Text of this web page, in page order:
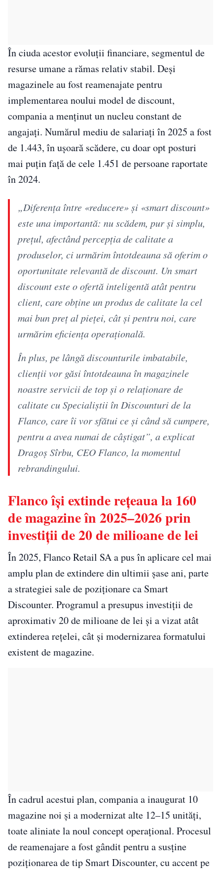
În ciuda acestor evoluții financiare, segmentul de
resurse umane a rămas relativ stabil. Deși
magazinele au fost reamenajate pentru
implementarea noului model de discount,
compania a menținut un nucleu constant de
angajați. Numărul mediu de salariați în 2025 a fost
de 1.443, în ușoară scădere, cu doar opt posturi
mai puțin față de cele 1.451 de persoane raportate
în 2024.
„Diferența între «reducere» și «smart discount»
este una importantă: nu scădem, pur și simplu,
prețul, afectând percepția de calitate a
produselor, ci urmărim întotdeauna să oferim o
oportunitate relevantă de discount. Un smart
discount este o ofertă inteligentă atât pentru
client, care obține un produs de calitate la cel
mai bun preț al pieței, cât și pentru noi, care
urmărim eficiența operațională.
În plus, pe lângă discounturile imbatabile,
clienții vor găsi întotdeauna în magazinele
noastre servicii de top și o relaționare de
calitate cu Specialiștii în Discounturi de la
Flanco, care îi vor sfătui ce și când să cumpere,
pentru a avea numai de câștigat”, a explicat
Dragoș Sîrbu, CEO Flanco, la momentul
rebrandingului.
Flanco își extinde rețeaua la 160
de magazine în 2025–2026 prin
investiții de 20 de milioane de lei
În 2025, Flanco Retail SA a pus în aplicare cel mai
amplu plan de extindere din ultimii șase ani, parte
a strategiei sale de poziționare ca Smart
Discounter. Programul a presupus investiții de
aproximativ 20 de milioane de lei și a vizat atât
extinderea rețelei, cât și modernizarea formatului
existent de magazine.
În cadrul acestui plan, compania a inaugurat 10
magazine noi și a modernizat alte 12–15 unități,
toate aliniate la noul concept operațional. Procesul
de reamenajare a fost gândit pentru a susține
poziționarea de tip Smart Discounter, cu accent pe